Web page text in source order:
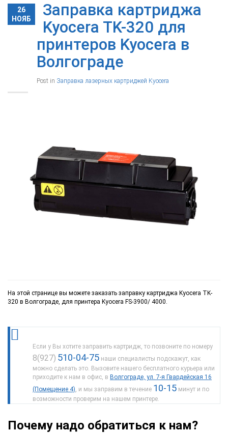
26
НОЯБ
Заправка картриджа
Kyocera TK-320 для
принтеров Kyocera в
Волгограде
Post in Заправка лазерных картриджей Kyocera
На этой странице вы можете заказать заправку картриджа Kyocera TK-
320 в Волгограде, для принтера Kyocera FS-3900/ 4000.
Если у Вы хотите заправить картридж, то позвоните по номеру
8(927) 510-04-75 наши специалисты подскажут, как
можно сделать это. Вызовите нашего бесплатного курьера или
приходите к нам в офис, в Волгограде, ул. 7-я Гвардейская 16
(Помещение 4) , и мы заправим в течение 10-15 минут и по
возможности проверим на нашем принтере.
Почему надо обратиться к нам?